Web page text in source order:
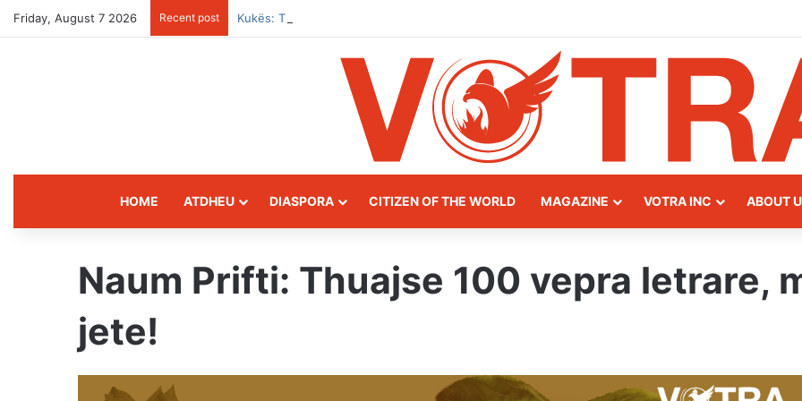
Friday, August 7 2026 Recent post Kukës: The Mountain Gateway of Northern Albania
HOME ATDHEU DIASPORA CITIZEN OF THE WORLD MAGAZINE VOTRA INC ABOUT
Naum Prifti: Thuajse 100 vepra letrare,
jete!